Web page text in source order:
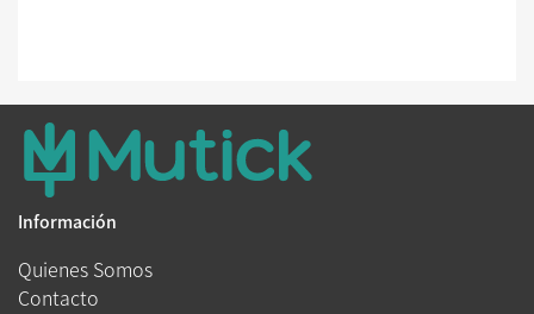
Información
Quienes Somos
Contacto